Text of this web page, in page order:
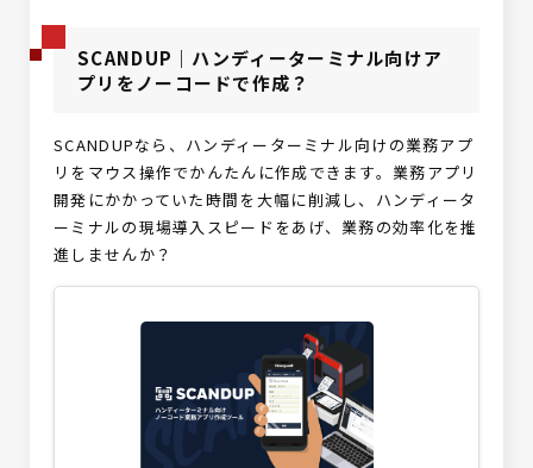
SCANDUP｜ハンディーターミナル向けア
プリをノーコードで作成？
SCANDUPなら、ハンディーターミナル向けの業務アプ
リをマウス操作でかんたんに作成できます。業務アプリ
開発にかかっていた時間を大幅に削減し、ハンディータ
ーミナルの現場導入スピードをあげ、業務の効率化を推
進しませんか？